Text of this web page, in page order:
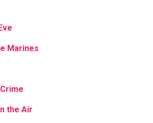
Marines
the Air